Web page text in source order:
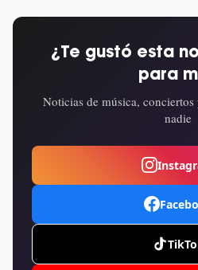
¿Te gustó esta
para
Noticias de música,
nadie